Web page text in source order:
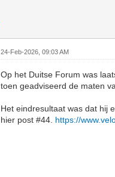
24-Feb-2026, 09:03 AM
Op het Duitse Forum was
toen geadviseerd de maten
Het eindresultaat was dat hij
hier post #44. https://